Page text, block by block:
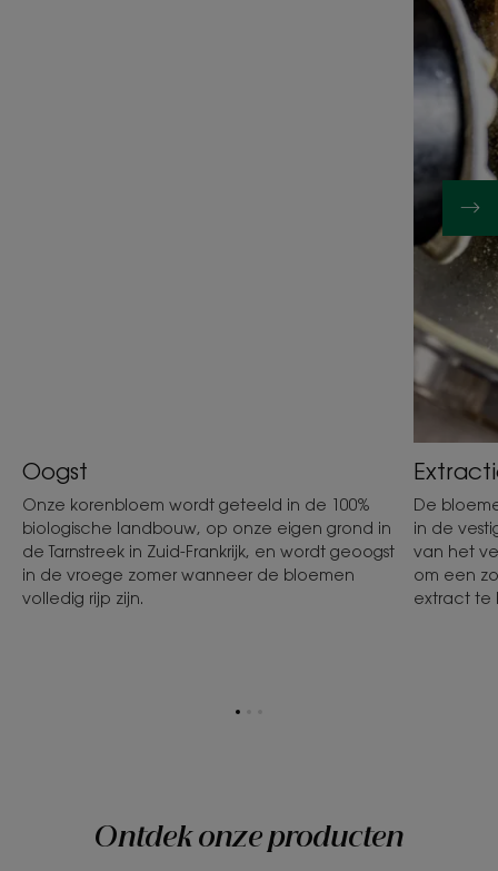
Oogst
Onze korenbloem wordt geteeld in de 100%
biologische landbouw, op onze eigen grond in
de Tarnstreek in Zuid-Frankrijk, en wordt geoogst
in de vroege zomer wanneer de bloemen
volledig rijp zijn.
De
in de
van het
om een
extract te
Ga
Ontdek onze producten